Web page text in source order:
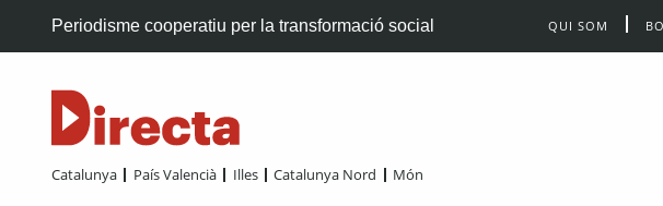
Periodisme cooperatiu per la transformació social QUI SOM
Catalunya País Valencià Illes Catalunya Nord Món